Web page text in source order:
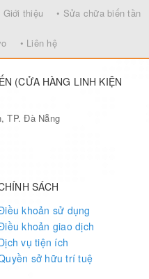
Giới thiệu • Sửa chữa biến tần
• Liên hệ
(CỬA HÀNG LINH KIỆN
TP. Đà Nẵng
SÁCH
khoản sử dụng
khoản giao dịch
vụ tiện ích
sở hữu trí tuệ